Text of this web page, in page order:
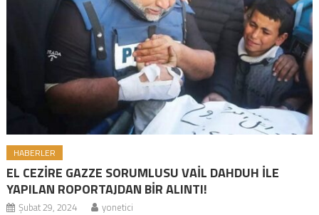
HABERLER
EL CEZİRE GAZZE SORUMLUSU VAİL DAHDUH İLE
YAPILAN ROPORTAJDAN BİR ALINTI!
Şubat 29, 2024 yonetici